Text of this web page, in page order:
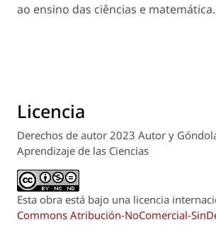
ao ensino das ciências e matemática.
Licencia
Derechos de autor 2023 Autor y
Aprendizaje de las Ciencias
Esta obra está bajo una licencia
Commons Atribución-NoComercial-